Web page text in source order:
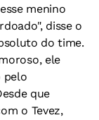
menino
disse o
do time.
ele
pelo
que
o Tevez,